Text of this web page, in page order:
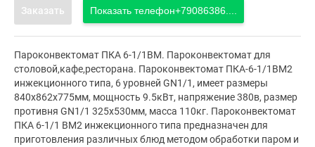
Заказать Показать телефон+79086386....
Пароконвектомат ПКА 6-1/1ВМ. Пароконвектомат для
столовой,кафе,ресторана. Пароконвектомат ПКА-6-1/1ВМ2
инжекционного типа, 6 уровней GN1/1, имеет размеры
840х862х775мм, мощность 9.5кВт, напряжение 380в, размер
противня GN1/1 325х530мм, масса 110кг. Пароконвектомат
ПКА 6-1/1 ВМ2 инжекционного типа предназначен для
приготовления различных блюд методом обработки паром и